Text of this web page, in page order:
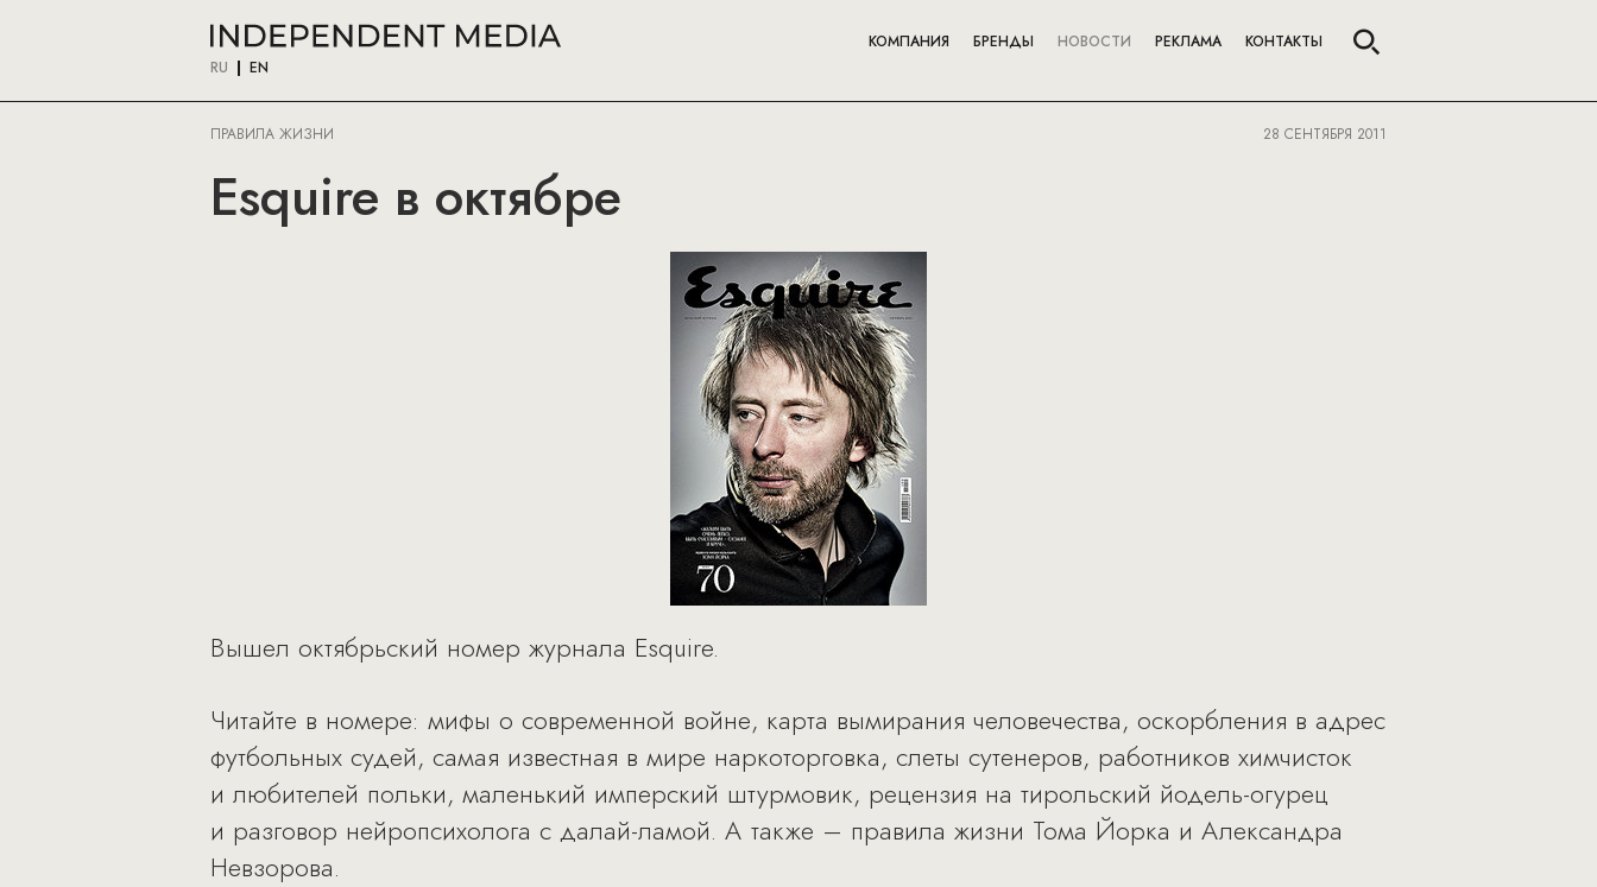
RU EN
КОМПАНИЯ БРЕНДЫ НОВОСТИ РЕКЛАМА КОНТАКТЫ
ПРАВИЛА ЖИЗНИ 28 СЕНТЯБРЯ 2011
Esquire в октябре
Вышел октябрьский номер журнала Esquire.
Читайте в номере: мифы о современной войне, карта вымирания человечества, оскорбления в адрес
футбольных судей, самая известная в мире наркоторговка, слеты сутенеров, работников химчисток
и любителей польки, маленький имперский штурмовик, рецензия на тирольский йодель-огурец
и разговор нейропсихолога с далай-ламой. А также – правила жизни Тома Йорка и Александра
Невзорова.